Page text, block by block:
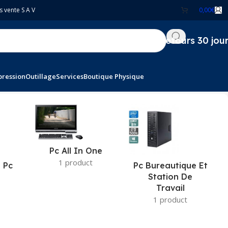
vente S A V 0,00€
Retours 30
OutillageServicesBoutique Physique
Pc
Pc All In One
1 product
Pc Bureautique Et
Station De
Travail
1 product